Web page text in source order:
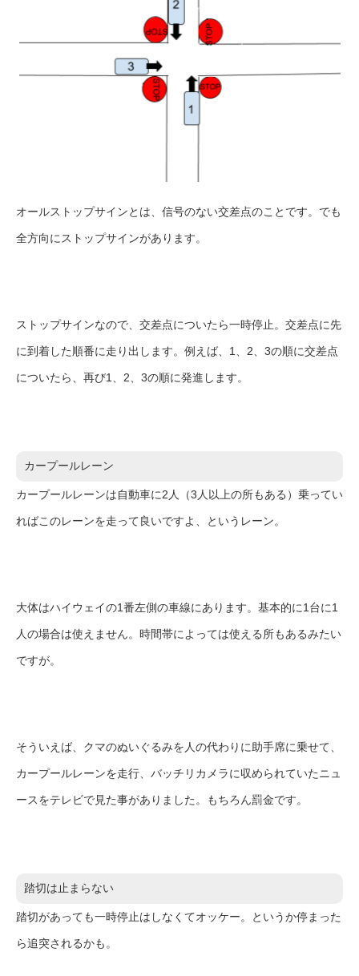
オールストップサインとは、信号のない交差点のことです。でも
全方向にストップサインがあります。
ストップサインなので、交差点についたら一時停止。交差点に先
に到着した順番に走り出します。例えば、1、2、3の順に交差点
についたら、再び1、2、3の順に発進します。
カープールレーン
カープールレーンは自動車に2人（3人以上の所もある）乗ってい
ればこのレーンを走って良いですよ、というレーン。
大体はハイウェイの1番左側の車線にあります。基本的に1台に1
人の場合は使えません。時間帯によっては使える所もあるみたい
ですが。
そういえば、クマのぬいぐるみを人の代わりに助手席に乗せて、
カープールレーンを走行、バッチリカメラに収められていたニュ
ースをテレビで見た事がありました。もちろん罰金です。
踏切は止まらない
踏切があっても一時停止はしなくてオッケー。というか停まった
ら追突されるかも。